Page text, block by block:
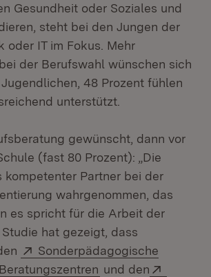
Gesundheit oder Soziales und
steht bei den Jungen der
oder IT im Fokus. Mehr
der Berufswahl wünschen sich
48 Prozent fühlen
unterstützt.
gewünscht, dann vor
(fast 80 Prozent): „Die
kompetenter Partner bei der
wahrgenommen, das
es spricht für die Arbeit der
hat gezeigt, dass
Extern:
Sonderpädagogische
(Öffnet in neuem
und den